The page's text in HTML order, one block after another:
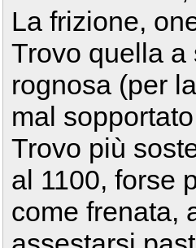
La frizione,
Trovo quella
rognosa (per
mal
Trovo più
al 1100, forse
come frenata,